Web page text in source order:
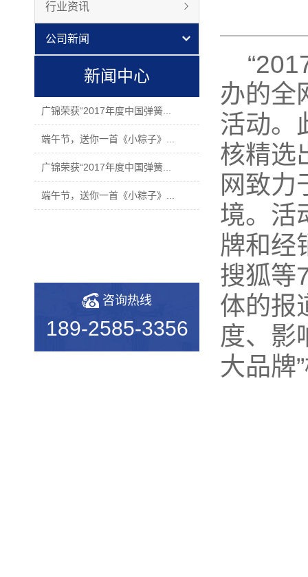
行业资讯
公司新闻
新闻中心
广锦荣获“2017年度中国弹簧...
端午节，送你一首《小粽子》...
广锦荣获“2017年度中国弹簧...
端午节，送你一首《小粽子》...
咨询热线
189-2585-3356
办的全
活动。
核精选
网致力
境。活
牌和经
搜狐等
体的报
度、影
大品牌